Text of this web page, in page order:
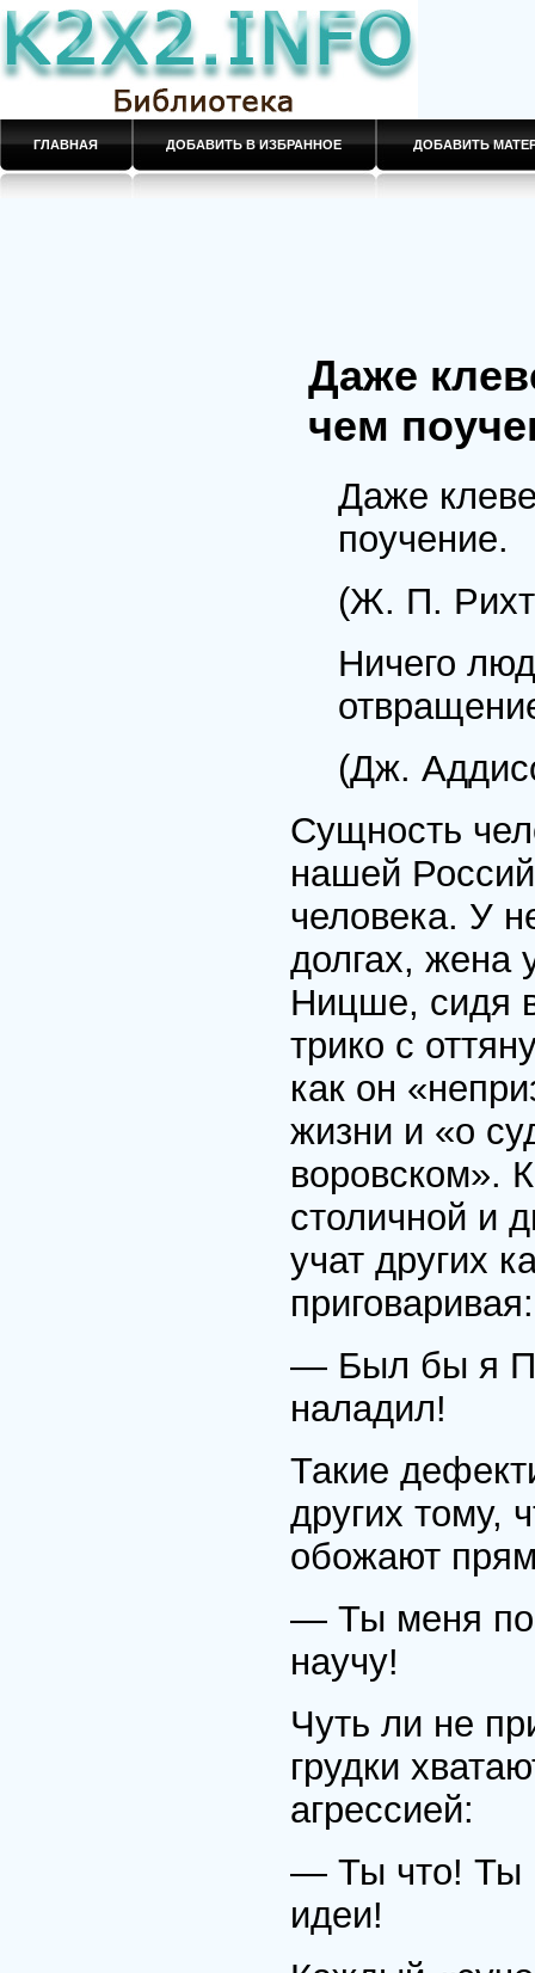
ГЛАВНАЯ ДОБАВИТЬ В ИЗБРАННОЕ ДОБАВИТЬ
Даже
чем
Даже
поучение.
(Ж. П.
Ничего
(Дж.
Сущность
нашей
человека. У
долгах, жена
Ницше, сидя
трико с
как он
жизни и «о
воровском».
столичной и
учат других
приговаривая:
— Был бы я
наладил!
Такие
других
обожают
— Ты меня
научу!
Чуть ли не
грудки
агрессией:
— Ты что! Ты
идеи!